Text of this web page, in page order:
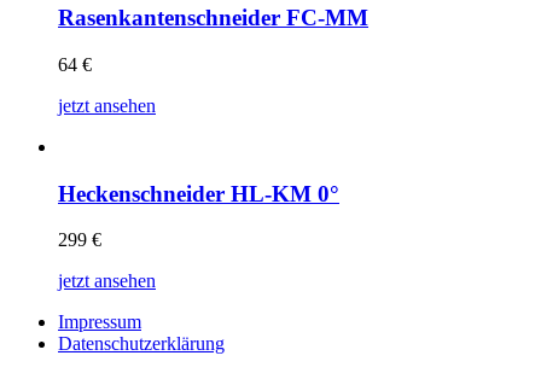
Rasenkantenschneider FC-MM
64 €
jetzt ansehen
Heckenschneider HL-KM 0°
299 €
jetzt ansehen
Impressum
Datenschutzerklärung